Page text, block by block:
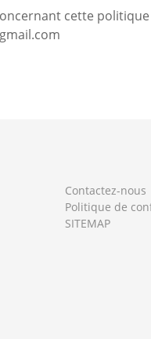
cette
Contactez-nous
Politique de
SITEMAP